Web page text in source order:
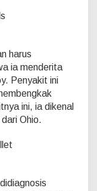
harus
ia menderita
Penyakit ini
ini, ia dikenal
Ohio.